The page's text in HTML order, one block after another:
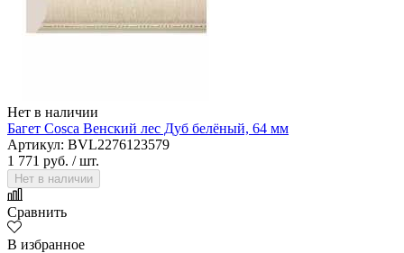
Нет в наличии
Багет Cosca Венский лес Дуб белёный, 64 мм
Артикул: BVL2276123579
1 771 руб. / шт.
Нет в наличии
Сравнить
В избранное